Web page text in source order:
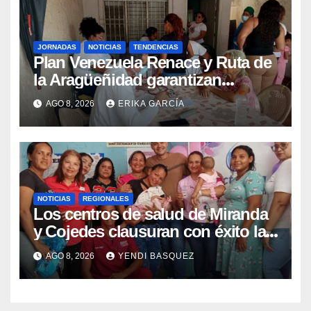
JORNADAS NOTICIAS TENDENCIAS
Plan Venezuela Renace y Ruta de
la Aragüeñidad garantizan
atención médica integral en
Aragua
AGO 8, 2026 ERIKA GARCÍA
NOTICIAS REGIONALES
Los centros de salud de Miranda
y Cojedes clausuran con éxito la
Semana Mundial de la Lactancia
Materna
AGO 8, 2026 YENDI BASQUEZ